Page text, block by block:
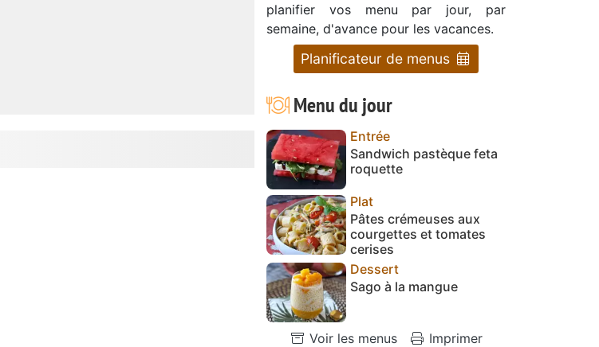
planifier vos menu par jour, par
semaine, d'avance pour les vacances.
Planificateur de menus
Menu du jour
Entrée
Sandwich pastèque feta
roquette
Plat
Pâtes crémeuses aux
courgettes et tomates
cerises
Dessert
Sago à la mangue
Voir les menus Imprimer